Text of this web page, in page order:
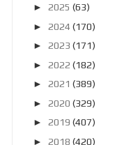
► 2025 (63)
► 2024 (170)
► 2023 (171)
► 2022 (182)
► 2021 (389)
► 2020 (329)
► 2019 (407)
► 2018 (420)